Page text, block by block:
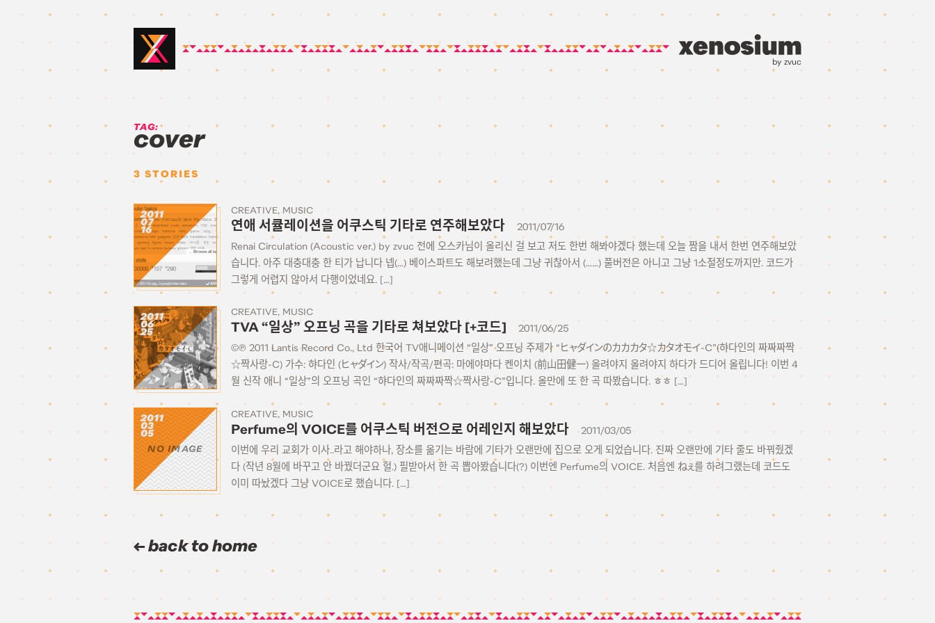
by zvuc
TAG:
cover
3 STORIES
2011
07
16
CREATIVE MUSIC
연애 서큘레이션을 어쿠스틱 기타로 연주해보았다
2011/07/16
Renai Circulation (Acoustic ver.) by zvuc 전에 오스카님이 올리신 걸 보고 저도 한번 해봐야겠다 했는데 오늘 짬을 내서 한번 연주해보았
습니다. 아주 대충대충 한 티가 납니다 넵(…) 베이스파트도 해보려했는데 그냥 귀찮아서 (……) 풀버전은 아니고 그냥 1소절정도까지만. 코드가
그렇게 어렵지 않아서 다행이었네요. […]
2011
06
25
CREATIVE MUSIC
TVA “일상” 오프닝 곡을 기타로 쳐보았다 [+코드]
2011/06/25
©℗ 2011 Lantis Record Co., Ltd 한국어 TV애니메이션 “일상” 오프닝 주제가 “ヒャダインのカカカタ☆カタオモイ-C”(햐다인의 짜짜짜짝
☆짝사랑-C) 가수: 햐다인 (ヒャダイン) 작사/작곡/편곡: 마에야마다 켄이치 (前山田健一) 올려야지 올려야지 하다가 드디어 올립니다! 이번 4
월 신작 애니 “일상”의 오프닝 곡인 “햐다인의 짜짜짜짝☆짝사랑-C”입니다. 올만에 또 한 곡 따봤습니다. ㅎㅎ […]
NO IMAGE
2011
03
05
CREATIVE MUSIC
Perfume의 VOICE를 어쿠스틱 버전으로 어레인지 해보았다
2011/03/05
이번에 우리 교회가 이사..라고 해야하나, 장소를 옮기는 바람에 기타가 오랜만에 집으로 오게 되었습니다. 진짜 오랜만에 기타 줄도 바꿔줬겠
다 (작년 8월에 바꾸고 안 바꿨더군요 헐.) 필받아서 한 곡 뽑아봤습니다(?) 이번엔 Perfume의 VOICE. 처음엔 ねぇ를 하려그랬는데 코드도
이미 따놨겠다 그냥 VOICE로 했습니다. […]
back to home